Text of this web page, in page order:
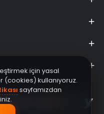
için yasal
kullanıyoruz.
sayfamızdan